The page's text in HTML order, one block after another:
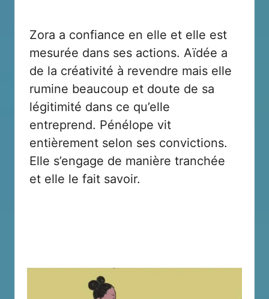
Zora a confiance en elle et elle est
mesurée dans ses actions. Aïdée a
de la créativité à revendre mais elle
rumine beaucoup et doute de sa
légitimité dans ce qu’elle
entreprend. Pénélope vit
entièrement selon ses convictions.
Elle s’engage de manière tranchée
et elle le fait savoir.